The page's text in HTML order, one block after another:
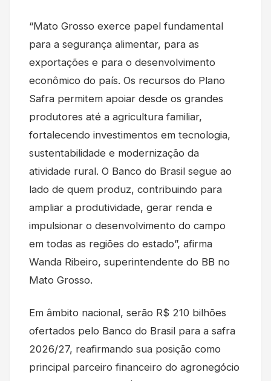
“Mato Grosso exerce papel fundamental
para a segurança alimentar, para as
exportações e para o desenvolvimento
econômico do país. Os recursos do Plano
Safra permitem apoiar desde os grandes
produtores até a agricultura familiar,
fortalecendo investimentos em tecnologia,
sustentabilidade e modernização da
atividade rural. O Banco do Brasil segue ao
lado de quem produz, contribuindo para
ampliar a produtividade, gerar renda e
impulsionar o desenvolvimento do campo
em todas as regiões do estado”, afirma
Wanda Ribeiro, superintendente do BB no
Mato Grosso.
Em âmbito nacional, serão R$ 210 bilhões
ofertados pelo Banco do Brasil para a safra
2026/27, reafirmando sua posição como
principal parceiro financeiro do agronegócio